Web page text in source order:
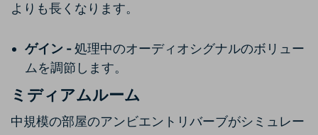
よりも長くなります。
ゲイン -処理中のオーディオシグナルのボリュー
ムを調節します。
ミディアムルーム
中規模の部屋のアンビエントリバーブがシミュレー